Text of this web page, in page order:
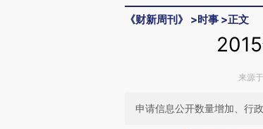
《财新周刊》 >时事 >正文
来源于
申请信息公开数量增加、行